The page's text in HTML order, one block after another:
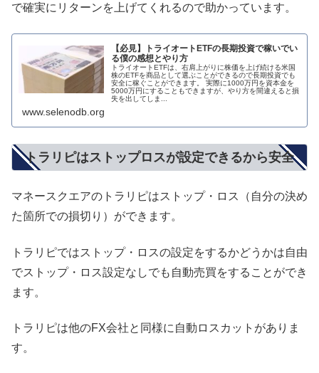
で確実にリターンを上げてくれるので助かっています。
【必見】トライオートETFの長期投資で稼いでい
る僕の感想とやり方
トライオートETFは、右肩上がりに株価を上げ続ける米国
株のETFを商品として選ぶことができるので長期投資でも
安全に稼ぐことができます。 実際に1000万円を資本金を
5000万円にすることもできますが、やり方を間違えると損
失を出してしま...
www.selenodb.org
トラリピはストップロスが設定できるから安全
マネースクエアのトラリピはストップ・ロス（自分の決め
た箇所での損切り）ができます。
トラリピではストップ・ロスの設定をするかどうかは自由
でストップ・ロス設定なしでも自動売買をすることができ
ます。
トラリピは他のFX会社と同様に自動ロスカットがありま
す。